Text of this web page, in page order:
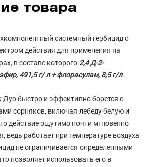
товара
системный гербицид с
действия для применения на
в составе которого 2,4 Д-2-
491,5 г/ л + флорасулам, 8,5 г/л.
быстро и эффективно борется с
сорняков, включая лебеду белую и
действие ощутимо почти мгновенно
ведь работает при температуре воздуха
не ограничивается определенными
позволяет использовать его в